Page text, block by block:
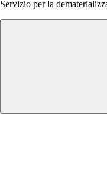
Servizio per la